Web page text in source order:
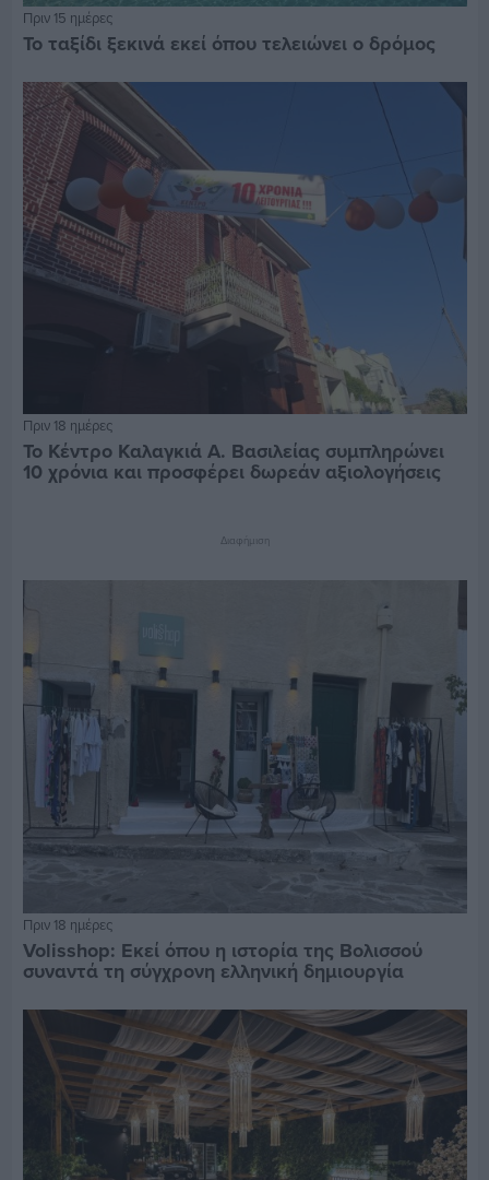
Πριν 15 ημέρες
Το ταξίδι ξεκινά εκεί όπου τελειώνει ο δρόμος
Πριν 18 ημέρες
Το Κέντρο Καλαγκιά Α. Βασιλείας συμπληρώνει
10 χρόνια και προσφέρει δωρεάν αξιολογήσεις
Διαφήμιση
Πριν 18 ημέρες
Volisshop: Εκεί όπου η ιστορία της Βολισσού
συναντά τη σύγχρονη ελληνική δημιουργία